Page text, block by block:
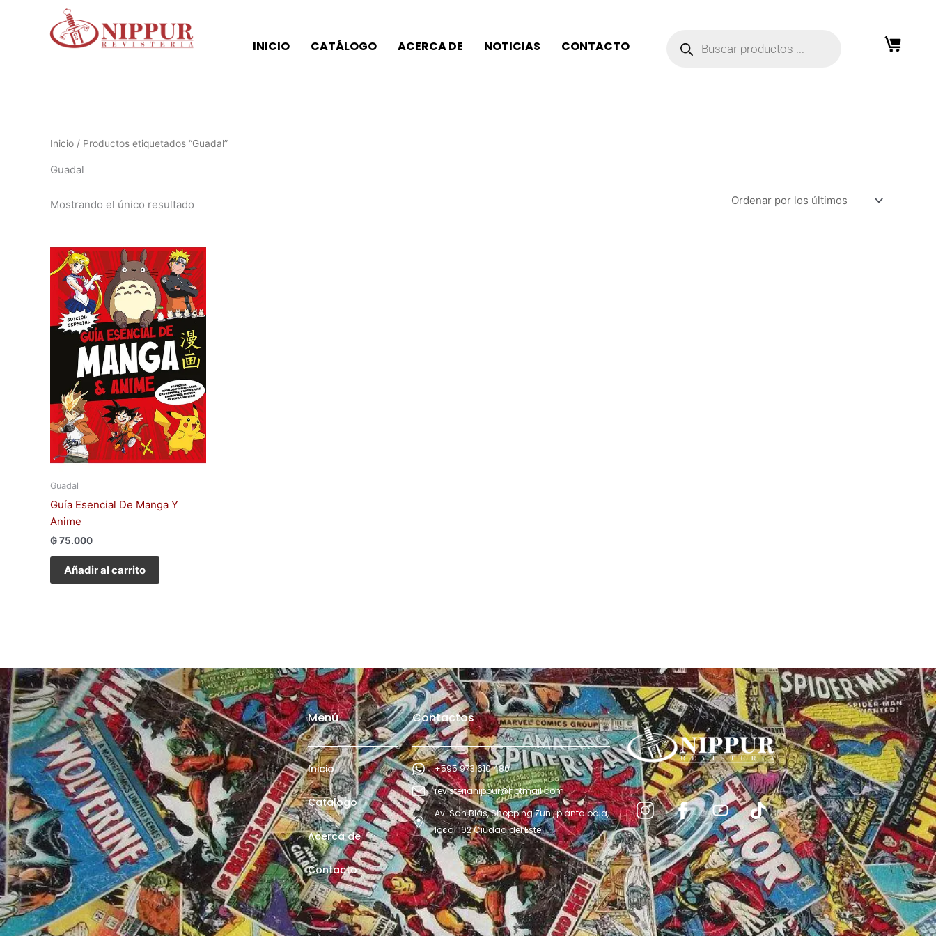
INICIO CATÁLOGO ACERCA DE NOTICIAS CONTACTO
productos
Inicio / Productos etiquetados “Guadal”
Guadal
Mostrando el único resultado
Guadal
Guía Esencial De Manga Y
Anime
₲75.000
Añadir al carrito
Menú
Inicio
Catálogo
Acerca de
Contacto
Contactos
+595 973 610 480
revisterianippur@hotmail.com
Av. San Blás, Shopping Zuni, planta baja,
local 102 Ciudad del Este